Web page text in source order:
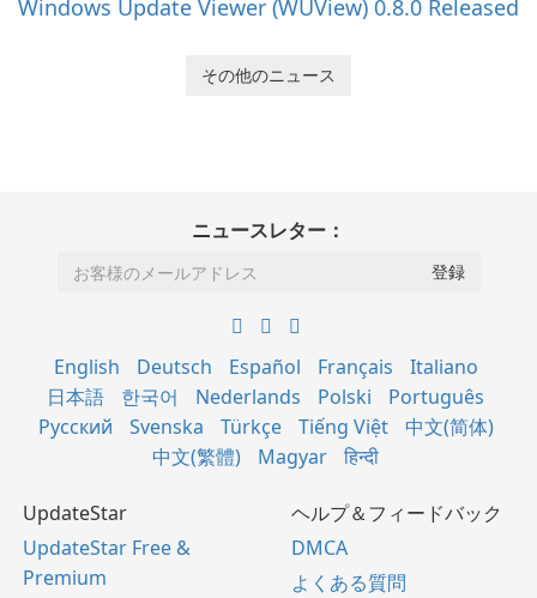
Windows Update Viewer (WUView) 0.8.0 Released
その他のニュース
ニュースレター：
English Deutsch Español Français
Italiano
日本語
한국어 Nederlands Polski
Português
Русский
Svenska Türkçe Tiếng Việt
中文(简体)
中文(繁體)
Magyar हिन्दी
UpdateStar
UpdateStar Free &
Premium
ヘルプ＆フィードバック
DMCA
よくある質問